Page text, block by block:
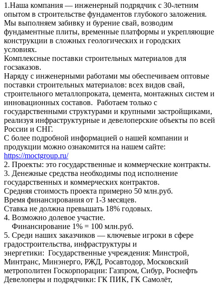
1.Наша компания — инженерный подрядчик с 30-летним
опытом в строительстве фундаментов глубокого заложения.
Мы выполняем забивку и бурение свай, возводим
фундаментные плиты, временные платформы и укрепляющие
конструкции в сложных геологических и городских
условиях.
Комплексные поставки строительных материалов для
госзаказов.
Наряду с инженерными работами мы обеспечиваем оптовые
поставки строительных материалов: всех видов свай,
строительного металлопроката, цемента, монтажных систем и
инновационных составов. Работаем только с
государственными структурами и крупными застройщиками,
реализуя инфраструктурные и девелоперские объекты по всей
России и СНГ.
С более подробной информацией о нашей компании и
продукции можно ознакомится на нашем сайте:
https://moctgroup.ru/
2. Проекты: это государственные и коммерческие контракты.
3. Денежные средства необходимы под исполнение
государственных и коммерческих контрактов.
Средняя стоимость проекта примерно 50 млн.руб.
Время финансирования от 1-3 месяцев.
Ставка не должна превышать 18% годовых.
4. Возможно долевое участие.
Финансирование 1% = 100 млн.руб.
5. Среди наших заказчиков — ключевые игроки в сфере
градостроительства, инфраструктуры и
энергетики: Государственные учреждения: Минстрой,
Минтранс, Минэнерго, РЖД, Росавтодор, Московский
метрополитен Госкорпорации: Газпром, Сибур, Роснефть
Девелоперы и подрядчики: ГК ПИК, ГК Самолёт,